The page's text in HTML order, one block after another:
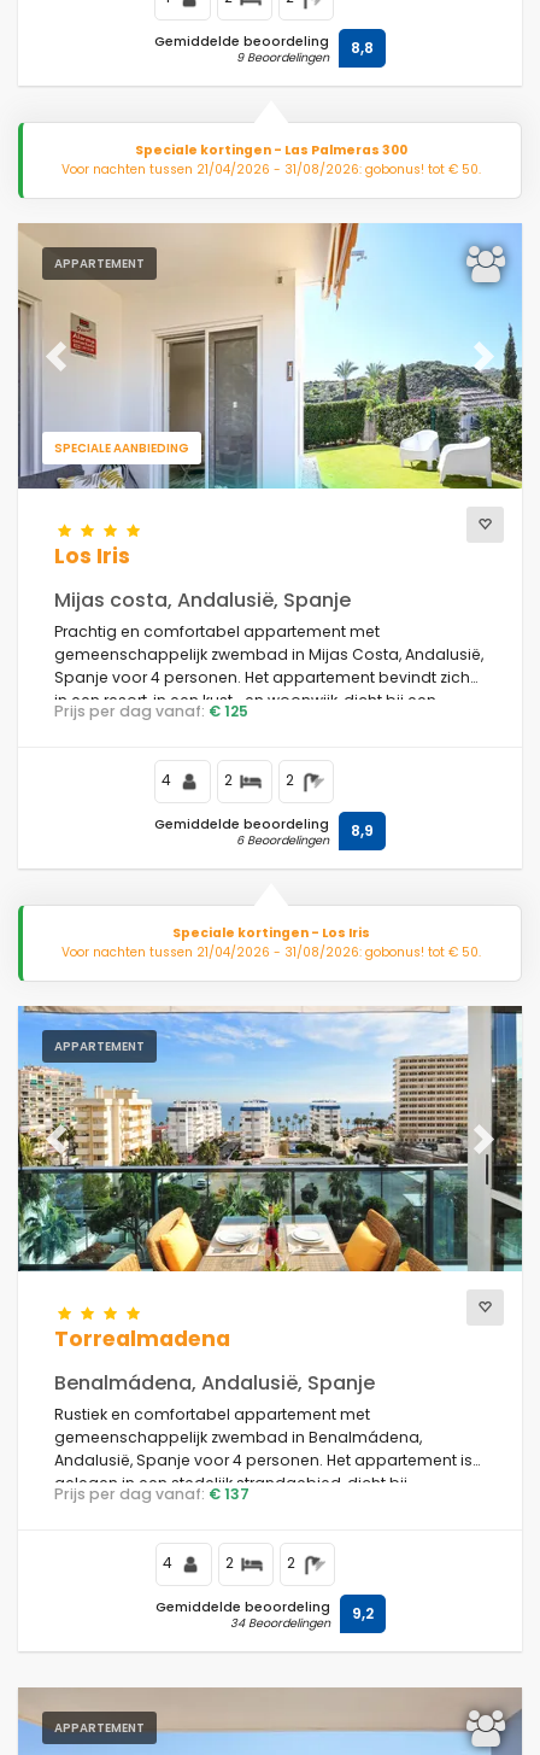
Gemiddelde beoordeling
9 Beoordelingen 8,8
Speciale kortingen - Las Palmeras 300
Voor nachten tussen 21/04/2026 - 31/08/2026: gobonus! tot € 50.
APPARTEMENT
SPECIALE AANBIEDING
Previous Next
Los Iris
Mijas costa, Andalusië, Spanje
Prachtig en comfortabel appartement met
gemeenschappelijk zwembad in Mijas Costa, Andalusië,
Spanje voor 4 personen. Het appartement bevindt zich
in een resort, in een kust- en woonwijk, dicht bij een
golfbaan, restaurants en bars en een tennisbaan, 3 km
Prijs per dag vanaf: € 125
4 2 2
Gemiddelde beoordeling
6 Beoordelingen 8,9
Speciale kortingen - Los Iris
Voor nachten tussen 21/04/2026 - 31/08/2026: gobonus! tot € 50.
APPARTEMENT
Previous Next
Torrealmadena
Benalmádena, Andalusië, Spanje
Rustiek en comfortabel appartement met
gemeenschappelijk zwembad in Benalmádena,
Andalusië, Spanje voor 4 personen. Het appartement is
gelegen in een stedelijk strandgebied, dicht bij
restaurants, cafés en supermarkten, op 500 m van het
km van de Middellandse Zee.
Prijs per dag vanaf: € 137
4 2 2
Gemiddelde beoordeling
34 Beoordelingen 9,2
APPARTEMENT